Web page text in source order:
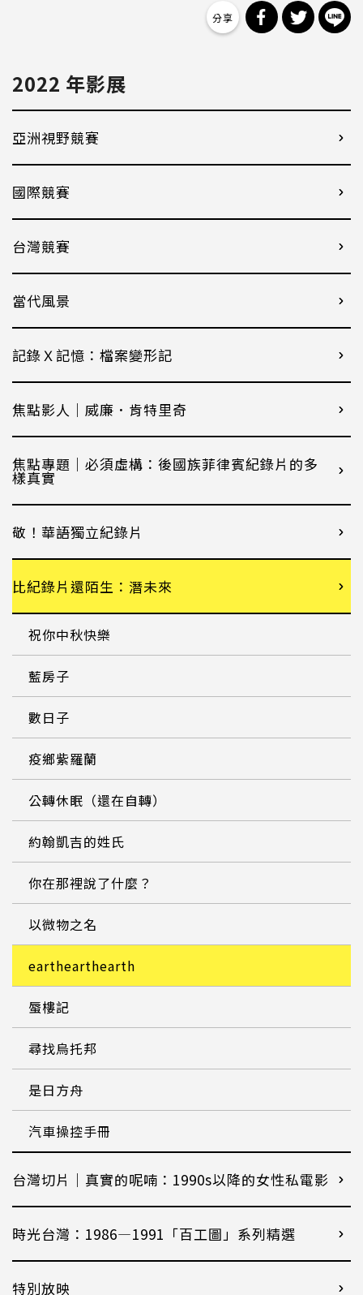
分享到分享到
2022 年影展
亞洲視野競賽
國際競賽
台灣競賽
當代風景
記錄Ｘ記憶：檔案變形記
焦點影人｜威廉．肯特里奇
焦點專題｜必須虛構：後國族菲律賓紀錄片的多
樣真實
敬！華語獨立紀錄片
比紀錄片還陌生：潛未來
祝你中秋快樂
藍房子
數日子
疫鄉紫羅蘭
公轉休眠（還在自轉）
約翰凱吉的姓氏
你在那裡說了什麼？
以微物之名
earthearthearth
蜃樓記
尋找烏托邦
是日方舟
汽車操控手冊
台灣切片｜真實的呢喃：1990s以降的女性私電影
時光台灣：1986—1991「百工圖」系列精選
特別放映